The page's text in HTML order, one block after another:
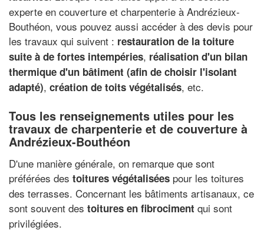
experte en couverture et charpenterie à Andrézieux-
Bouthéon, vous pouvez aussi accéder à des devis pour
les travaux qui suivent : restauration de la toiture
suite à de fortes intempéries, réalisation d'un bilan
thermique d'un bâtiment (afin de choisir l'isolant
adapté), création de toits végétalisés, etc.
Tous les renseignements utiles pour les
travaux de charpenterie et de couverture à
Andrézieux-Bouthéon
D'une manière générale, on remarque que sont
préférées des toitures végétalisées pour les toitures
des terrasses. Concernant les bâtiments artisanaux, ce
sont souvent des toitures en fibrociment qui sont
privilégiées.